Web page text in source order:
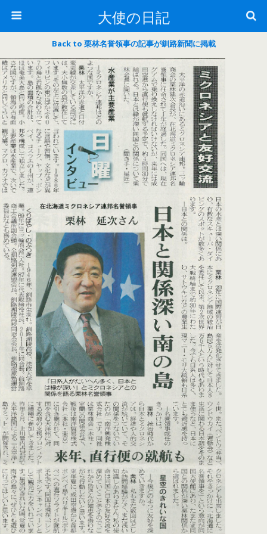
大使の日記
Back to 栗林名誉領事の記事が釧路新聞に掲載